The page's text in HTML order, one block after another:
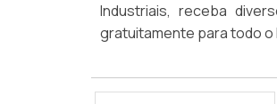
Industriais, receba
gratuitamente para todo o